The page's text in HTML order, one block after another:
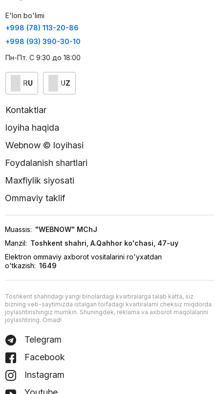
E'lon bo'limi
+998 (78) 113-20-86
+998 (93) 390-30-10
Пн-Пт. С 9:30 до 18:00
RU UZ
Kontaktlar
loyiha haqida
Webnow © loyihasi
Foydalanish shartlari
Maxfiylik siyosati
Ommaviy taklif
Muassis: "WEBNOW" MChJ
Manzil: Toshkent shahri, A.Qahhor ko'chasi, 47-uy
Elektron ommaviy axborot vositalarini ro'yxatdan
o'tkazish: 1649
Toshkent shahridagi yangi binolardagi kvartiralarga talab katta, siz
bizning veb-saytimizda istalgan toifadagi kvartiralarni cheksiz miqdorda
joylashtirishingiz mumkin. Shuningdek, reklama va axborot maqolalarini
joylashtiring. Omad!
Telegram
Facebook
Instagram